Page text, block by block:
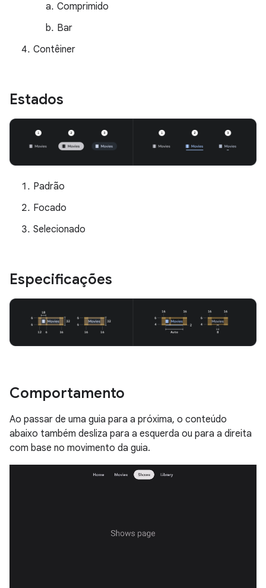
Comprimido
Bar
Contêiner
Estados
Padrão
Focado
Selecionado
Especificações
Comportamento
Ao passar de uma guia para a próxima, o conteúdo
abaixo também desliza para a esquerda ou para a direita
com base no movimento da guia.